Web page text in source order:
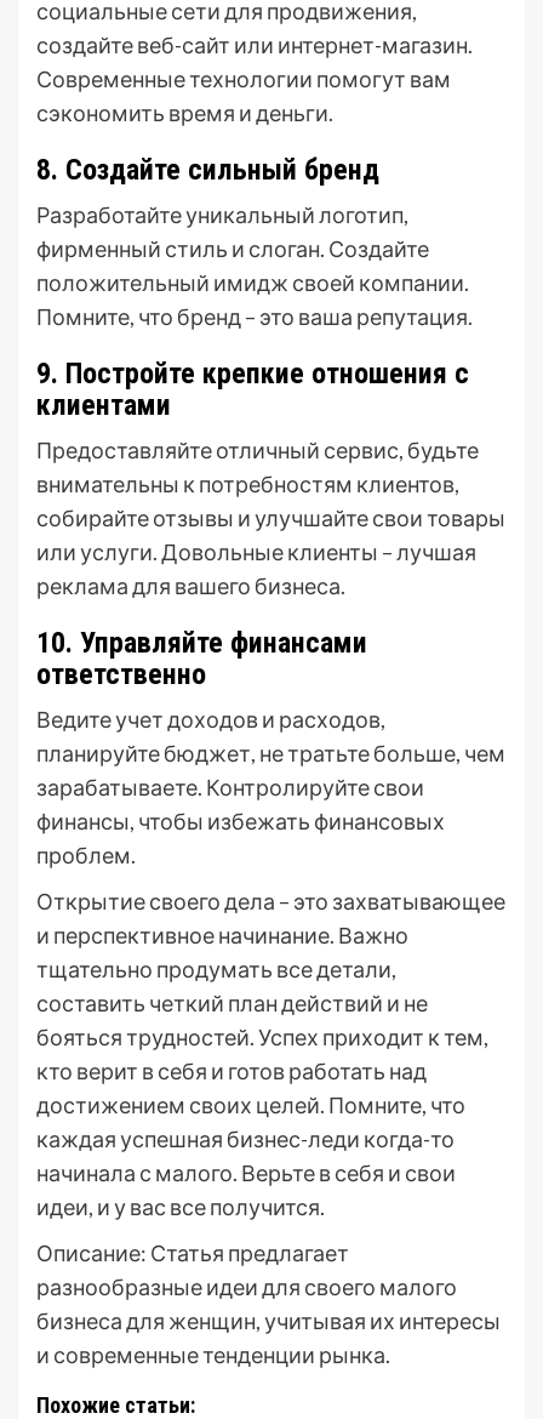
социальные сети для продвижения,
создайте веб-сайт или интернет-магазин.
Современные технологии помогут вам
сэкономить время и деньги.
8. Создайте сильный бренд
Разработайте уникальный логотип,
фирменный стиль и слоган. Создайте
положительный имидж своей компании.
Помните, что бренд – это ваша репутация.
9. Постройте крепкие отношения с
клиентами
Предоставляйте отличный сервис, будьте
внимательны к потребностям клиентов,
собирайте отзывы и улучшайте свои товары
или услуги. Довольные клиенты – лучшая
реклама для вашего бизнеса.
10. Управляйте финансами
ответственно
Ведите учет доходов и расходов,
планируйте бюджет, не тратьте больше, чем
зарабатываете. Контролируйте свои
финансы, чтобы избежать финансовых
проблем.
Открытие своего дела – это захватывающее
и перспективное начинание. Важно
тщательно продумать все детали,
составить четкий план действий и не
бояться трудностей. Успех приходит к тем,
кто верит в себя и готов работать над
достижением своих целей. Помните, что
каждая успешная бизнес-леди когда-то
начинала с малого. Верьте в себя и свои
идеи, и у вас все получится.
Описание: Статья предлагает
разнообразные идеи для своего малого
бизнеса для женщин, учитывая их интересы
и современные тенденции рынка.
Похожие статьи: